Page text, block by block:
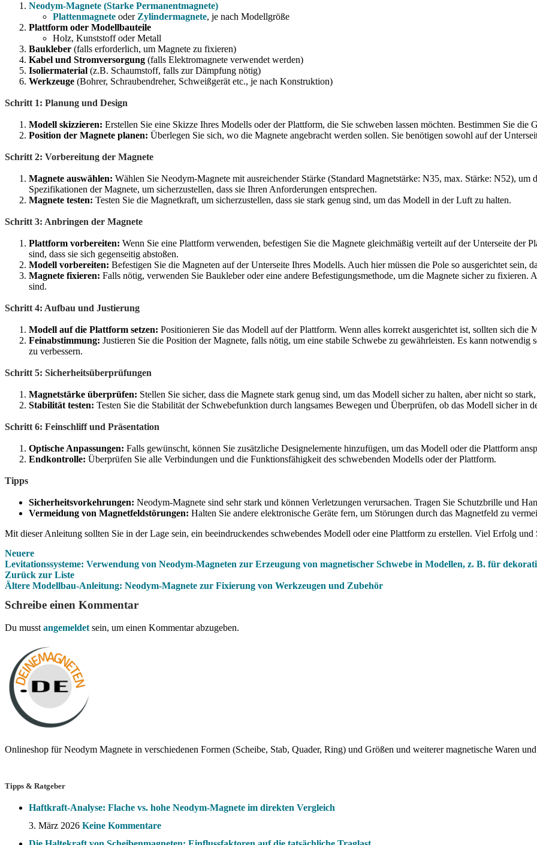
Neodym-Magnete (Starke Permanentmagnete)
Plattenmagnete oder Zylindermagnete, je nach Modellgröße
Plattform oder Modellbauteile
Holz, Kunststoff oder Metall
Baukleber (falls erforderlich, um Magnete zu fixieren)
Kabel und Stromversorgung (falls Elektromagnete verwendet werden)
Isoliermaterial (z.B. Schaumstoff, falls zur Dämpfung nötig)
Werkzeuge (Bohrer, Schraubendreher, Schweißgerät etc., je nach Konstruktion)
Schritt 1: Planung und Design
Modell skizzieren: Erstellen Sie eine Skizze Ihres Modells oder der Plattform, die Sie schweben lassen möchten. Bestimmen Sie
Position der Magnete planen: Überlegen Sie sich, wo die Magnete angebracht werden sollen. Sie benötigen sowohl auf der
Schritt 2: Vorbereitung der Magnete
Magnete auswählen: Wählen Sie Neodym-Magnete mit ausreichender Stärke (Standard Magnetstärke: N35, max. Stärke: N52),
Spezifikationen der Magnete, um sicherzustellen, dass sie Ihren Anforderungen entsprechen.
Magnete testen: Testen Sie die Magnetkraft, um sicherzustellen, dass sie stark genug sind, um das Modell in der Luft zu halten.
Schritt 3: Anbringen der Magnete
Plattform vorbereiten: Wenn Sie eine Plattform verwenden, befestigen Sie die Magnete gleichmäßig verteilt auf der Unterseite der
sind, dass sie sich gegenseitig abstoßen.
Modell vorbereiten: Befestigen Sie die Magneten auf der Unterseite Ihres Modells. Auch hier müssen die Pole so ausgerichtet sein,
Magnete fixieren: Falls nötig, verwenden Sie Baukleber oder eine andere Befestigungsmethode, um die Magnete sicher zu fixieren.
sind.
Schritt 4: Aufbau und Justierung
Modell auf die Plattform setzen: Positionieren Sie das Modell auf der Plattform. Wenn alles korrekt ausgerichtet ist, sollten sich die
Feinabstimmung: Justieren Sie die Position der Magnete, falls nötig, um eine stabile Schwebe zu gewährleisten. Es kann
zu verbessern.
Schritt 5: Sicherheitsüberprüfungen
Magnetstärke überprüfen: Stellen Sie sicher, dass die Magnete stark genug sind, um das Modell sicher zu halten, aber nicht so
Stabilität testen: Testen Sie die Stabilität der Schwebefunktion durch langsames Bewegen und Überprüfen, ob das Modell sicher in
Schritt 6: Feinschliff und Präsentation
Optische Anpassungen: Falls gewünscht, können Sie zusätzliche Designelemente hinzufügen, um das Modell oder die Plattform
Endkontrolle: Überprüfen Sie alle Verbindungen und die Funktionsfähigkeit des schwebenden Modells oder der Plattform.
Tipps
Sicherheitsvorkehrungen: Neodym-Magnete sind sehr stark und können Verletzungen verursachen. Tragen Sie Schutzbrille und
Vermeidung von Magnetfeldstörungen: Halten Sie andere elektronische Geräte fern, um Störungen durch das Magnetfeld zu
Mit dieser Anleitung sollten Sie in der Lage sein, ein beeindruckendes schwebendes Modell oder eine Plattform zu erstellen. Viel Erfolg
Neuere
Levitationssysteme: Verwendung von Neodym-Magneten zur Erzeugung von magnetischer Schwebe in Modellen, z. B. für
Zurück zur Liste
Ältere Modellbau-Anleitung: Neodym-Magnete zur Fixierung von Werkzeugen und Zubehör
Schreibe einen Kommentar
Du musst angemeldet sein, um einen Kommentar abzugeben.
Onlineshop für Neodym Magnete in verschiedenen Formen (Scheibe, Stab, Quader, Ring) und Größen und weiterer magnetische Waren
Tipps & Ratgeber
Haftkraft-Analyse: Flache vs. hohe Neodym-Magnete im direkten Vergleich
3. März 2026 Keine Kommentare